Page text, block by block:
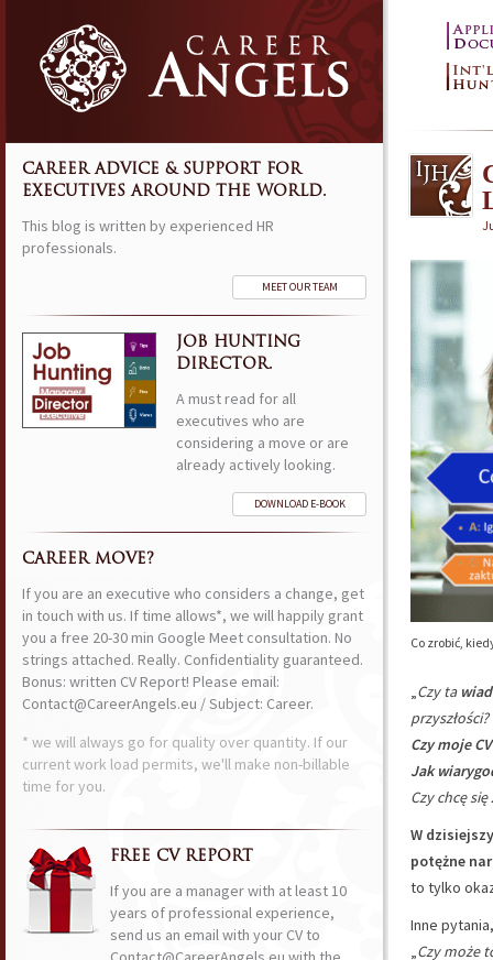
Co zrobić,
„Czy ta
przyszłości?
Czy moje
Jak
Czy chcę
W
potężne
to tylko
Inne
„Czy może
CAREER ADVICE & SUPPORT FOR
EXECUTIVES AROUND THE WORLD.
This blog is written by experienced HR
professionals.
MEET OUR TEAM
JOB HUNTING
DIRECTOR.
A must read for all
executives who are
considering a move or are
already actively looking.
DOWNLOAD E-BOOK
CAREER MOVE?
If you are an executive who considers a change, get
in touch with us. If time allows*, we will happily grant
you a free 20-30 min Google Meet consultation. No
strings attached. Really. Confidentiality guaranteed.
Bonus: written CV Report! Please email:
Contact@CareerAngels.eu / Subject: Career.
* we will always go for quality over quantity. If our
current work load permits, we'll make non-billable
time for you.
FREE CV REPORT
If you are a manager with at least 10
years of professional experience,
send us an email with your CV to